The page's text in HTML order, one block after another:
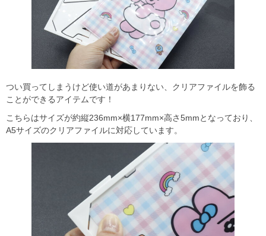
つい買ってしまうけど使い道があまりない、クリアファイルを飾る
ことができるアイテムです！
こちらはサイズが約縦236mm×横177mm×高さ5mmとなっており、
A5サイズのクリアファイルに対応しています。